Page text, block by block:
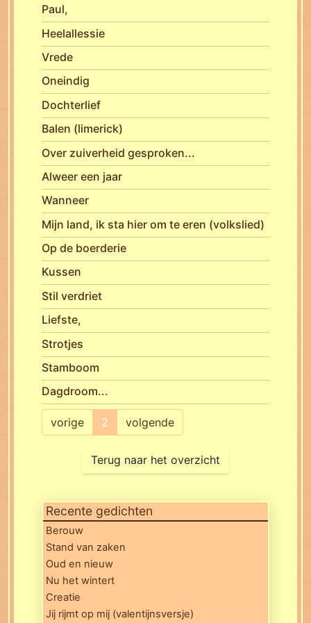
Recente gedichten
Berouw
Stand van zaken
Oud en nieuw
Nu het wintert
Creatie
Jij rijmt op mij (valentijnsversje)
Paul,
Heelallessie
Vrede
Oneindig
Dochterlief
Balen (limerick)
Over zuiverheid gesproken...
Alweer een jaar
Wanneer
Mijn land, ik sta hier om te eren (volkslied)
Op de boerderie
Kussen
Stil verdriet
Liefste,
Strotjes
Stamboom
Dagdroom...
vorige 2 volgende
Terug naar het overzicht